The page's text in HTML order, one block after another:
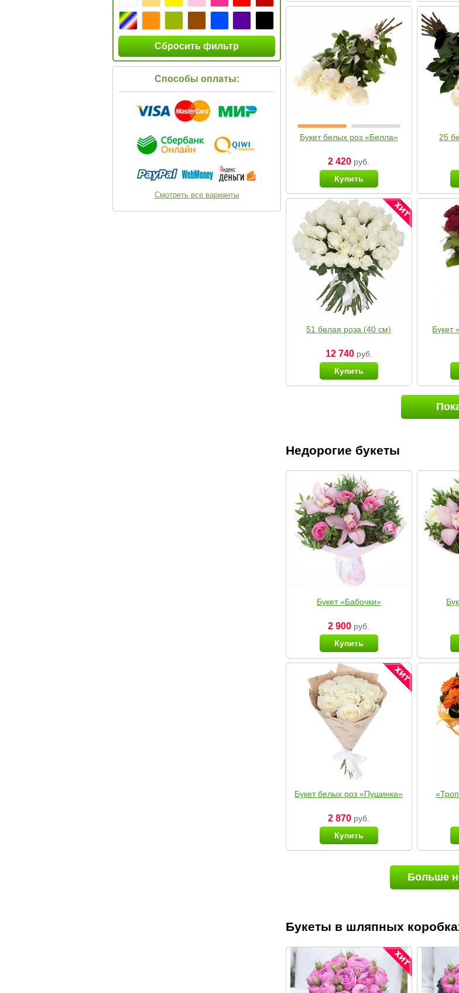
Сбросить фильтр
Способы оплаты:
Смотреть все варианты
Букет белых роз «Белла»
2 420 руб.
Купить
25
51 белая роза (40 см)
12 740руб.
Купить
Букет
Недорогие букеты
Букет «Бабочки»
2 900 руб.
Купить
Букет белых роз «Пушинка»
2 870 руб.
Купить
Больше
Букеты в шляпных